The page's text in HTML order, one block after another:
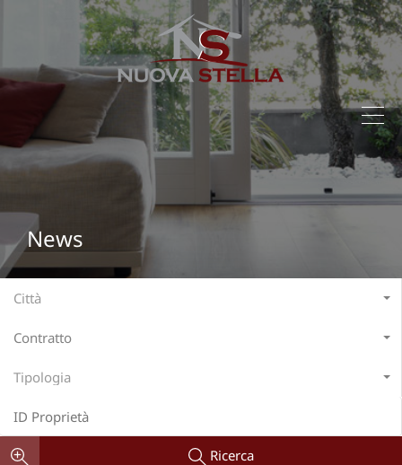
News
Città
Contratto
Tipologia
Ricerca